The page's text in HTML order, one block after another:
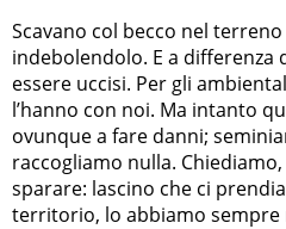
Scavano col becco nel
indebolendolo. E a
essere uccisi. Per gli
l’hanno con noi. Ma intanto
ovunque a fare danni;
raccogliamo nulla.
sparare: lascino che ci
territorio, lo abbiamo sempre